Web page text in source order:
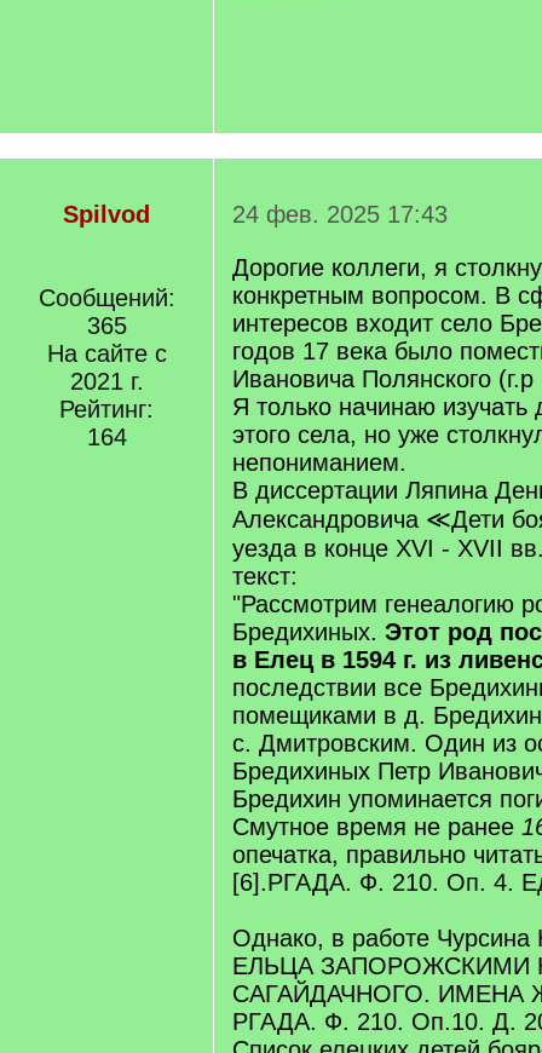
Spilvod
Сообщений:
365
На сайте с
2021 г.
Рейтинг:
164
24 фев. 2025 17:43
Дорогие коллеги, я
конкретным вопросом. В
интересов входит село
годов 17 века было
Ивановича Полянского
Я только начинаю
этого села, но уже
непониманием.
В диссертации Ляпина
Александровича ≪Дети
уезда в конце XVI - XVII
текст:
"Рассмотрим генеалогию
Бредихиных. Этот род
в Елец в 1594 г. из
последствии все
помещиками в д.
с. Дмитровским. Один из
Бредихиных Петр
Бредихин упоминается
Смутное время не ранее
опечатка, правильно
[6].РГАДА. Ф. 210. Оп. 4.
Однако, в работе
ЕЛЬЦА ЗАПОРОЖСКИМИ
САГАЙДАЧНОГО. ИМЕНА
РГАДА. Ф. 210. Оп.10. Д.